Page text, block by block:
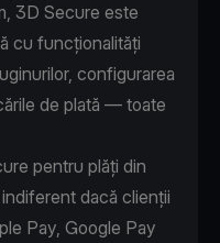
3D Secure este
cu funcționalități
configurarea
de plată — toate
pentru plăți din
dacă clienții
Pay, Google Pay